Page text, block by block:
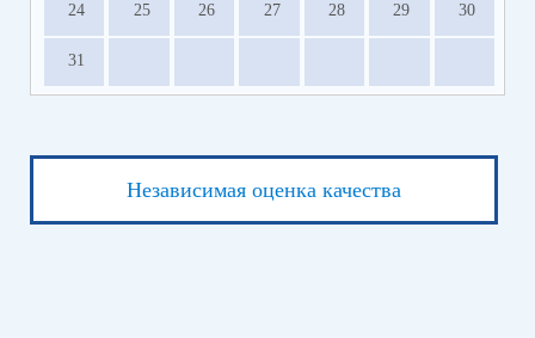
24 25 26 27 28 29 30
31
Независимая оценка качества